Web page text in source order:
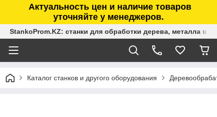
Актуальность цен и наличие товаров
уточняйте у менеджеров.
StankoProm.KZ: станки для обработки дерева, металла в
Каталог станков и другого оборудования